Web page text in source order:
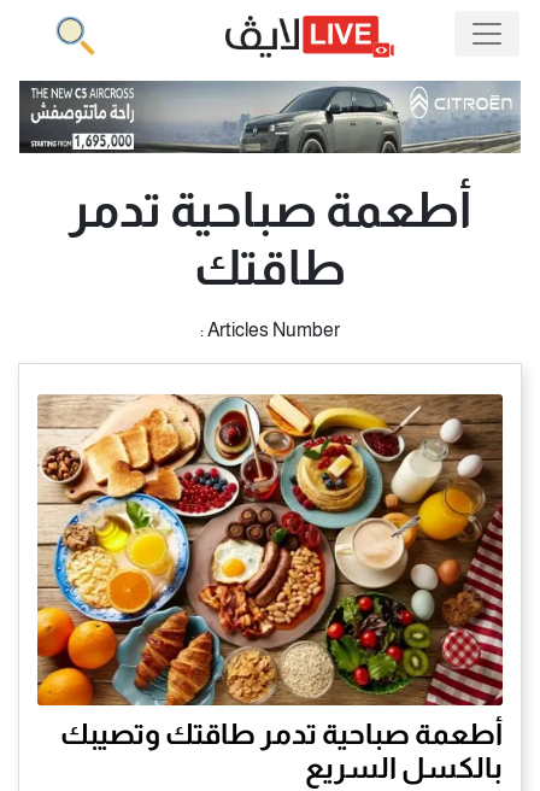
أطعمة صباحية تدمر
طاقتك
Articles Number :
أطعمة صباحية تدمر طاقتك وتصيبك
بالكسل السريع